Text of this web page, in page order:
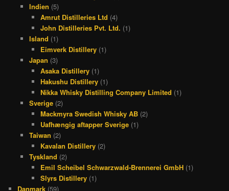
Indien (5)
Amrut Distilleries Ltd (4)
John Distilleries Pvt. Ltd. (1)
Island (1)
Eimverk Distillery (1)
Japan (3)
Asaka Distillery (1)
Hakushu Distillery (1)
Nikka Whisky Distilling Company Limited (1)
Sverige(2)
Mackmyra Swedish Whisky AB (2)
Uafhængig aftapper Sverige (1)
Taiwan (2)
Kavalan Distillery (2)
Tyskland (2)
Emil Scheibel Schwarzwald-Brennerei GmbH (1)
Slyrs Distillery (1)
Danmark (59)